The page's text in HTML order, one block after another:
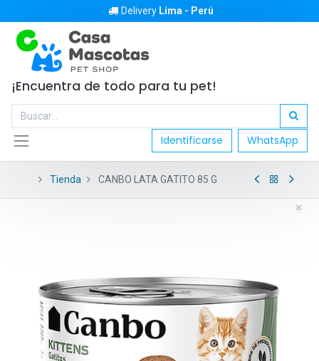
Delivery Lima - Perú
¡Encuentra de todo para tu pet!
Identificarse WhatsApp
Tienda CANBO LATA GATITO 85 G